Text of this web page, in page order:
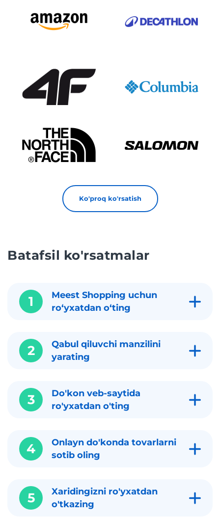
Ko'proq ko'rsatish
Batafsil ko'rsatmalar
1
Meest Shopping uchun
roʻyxatdan oʻting
2
Qabul qiluvchi manzilini
yarating
3
Do'kon veb-saytida
ro'yxatdan o'ting
4
Onlayn do'konda tovarlarni
sotib oling
5
Xaridingizni ro'yxatdan
o'tkazing